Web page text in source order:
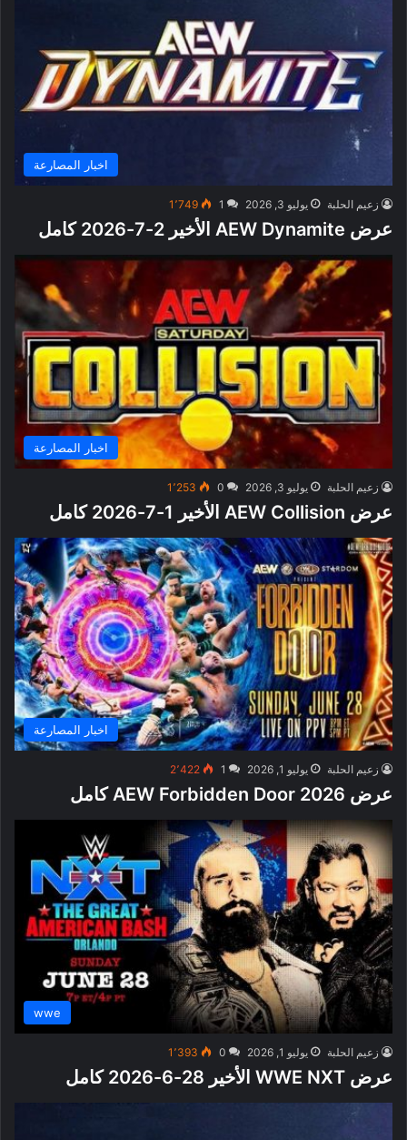
اخبار المصارعة
زعيم الحلبة يوليو 3, 2026 1 1٬749
عرض AEW Dynamite الأخير 2-7-2026 كامل
اخبار المصارعة
زعيم الحلبة يوليو 3, 2026 0 1٬253
عرض AEW Collision الأخير 1-7-2026 كامل
اخبار المصارعة
زعيم الحلبة يوليو 1, 2026 1 2٬422
عرض AEW Forbidden Door 2026 كامل
wwe
زعيم الحلبة يوليو 1, 2026 0 1٬393
عرض WWE NXT الأخير 28-6-2026 كامل